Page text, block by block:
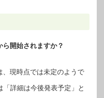
開始されますか？
現時点では未定のようで
詳細は今後発表予定」と